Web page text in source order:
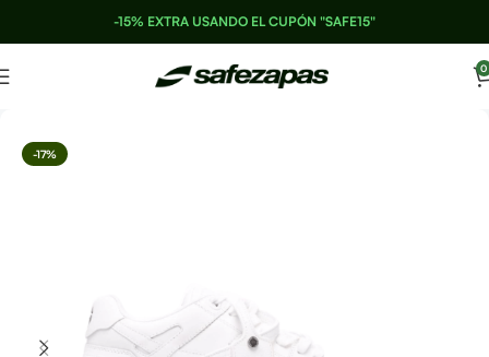
-15% EXTRA USANDO EL CUPÓN "SAFE15"
0
-17%